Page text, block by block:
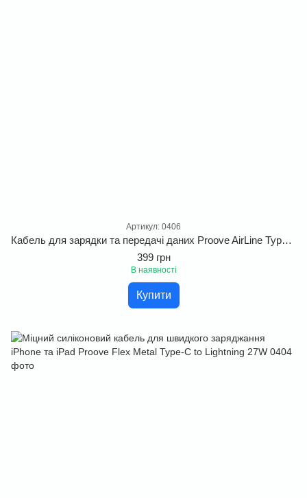
Артикул: 0406
Кабель для зарядки та передачі даних Proove AirLine Type-C/Lightning 30W. Швидка iPhone зарядка та плаский профіль
399 грн
В наявності
Купити